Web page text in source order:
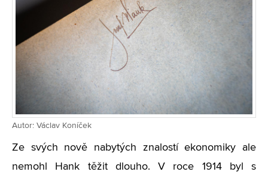
Autor: Václav Koníček
Ze svých nově nabytých znalostí ekonomiky ale
nemohl Hank těžit dlouho. V roce 1914 byl s